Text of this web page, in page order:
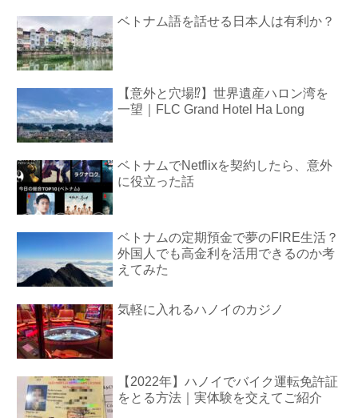
ベトナム語を話せる日本人は有利か？
【意外と穴場⁉︎】世界遺産ハロン湾を
一望｜FLC Grand Hotel Ha Long
ベトナムでNetflixを契約したら、意外
に役立った話
ベトナムの定期預金で夢のFIRE生活？
外国人でも高金利を活用できるのか考
えてみた
気軽に入れるハノイのカジノ
【2022年】ハノイでバイク運転免許証
をとる方法｜実体験を交えてご紹介